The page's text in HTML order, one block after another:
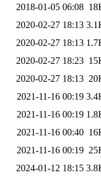
2018-01-05 06:08
2020-02-27 18:13
2020-02-27 18:13
2020-02-27 18:23
2020-02-27 18:13
2021-11-16 00:19
2021-11-16 00:19
2021-11-16 00:40
2021-11-16 00:19
2024-01-12 18:15